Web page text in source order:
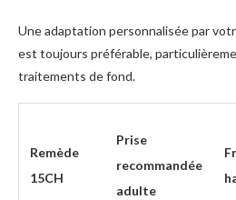
Une adaptation personnalisée par
est toujours préférable,
traitements de fond.
Remède
15CH
Prise
recommandée
adulte